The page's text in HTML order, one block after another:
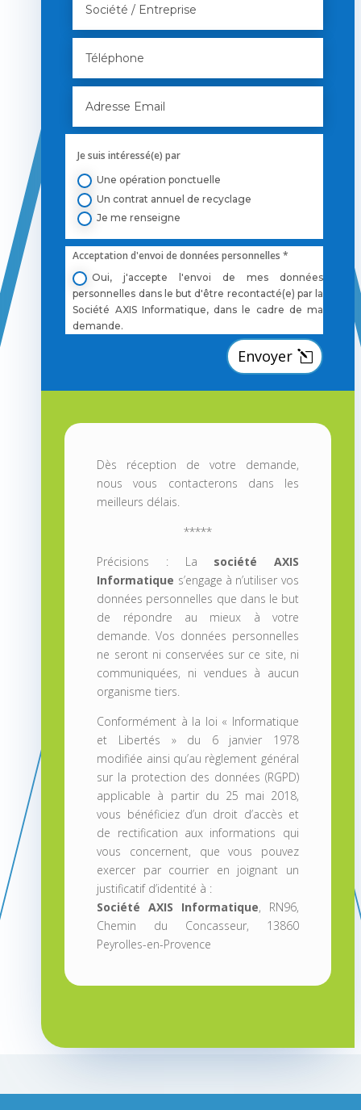
Je suis intéressé(e) par
Une opération ponctuelle
Un contrat annuel de recyclage
Je me renseigne
Acceptation d'envoi de données personnelles *
Oui, j'accepte l'envoi de mes données
personnelles dans le but d'être recontacté(e) par la
Société AXIS Informatique, dans le cadre de ma
demande.
Envoyer
Dès réception de votre demande,
nous vous contacterons dans les
meilleurs délais.
*****
Précisions : La société AXIS
Informatique s’engage à n’utiliser vos
données personnelles que dans le but
de répondre au mieux à votre
demande. Vos données personnelles
ne seront ni conservées sur ce site, ni
communiquées, ni vendues à aucun
organisme tiers.
Conformément à la loi « Informatique
et Libertés » du 6 janvier 1978
modifiée ainsi qu’au règlement général
sur la protection des données (RGPD)
applicable à partir du 25 mai 2018,
vous bénéficiez d’un droit d’accès et
de rectification aux informations qui
vous concernent, que vous pouvez
exercer par courrier en joignant un
justificatif d’identité à :
Société AXIS Informatique, RN96,
Chemin du Concasseur, 13860
Peyrolles-en-Provence